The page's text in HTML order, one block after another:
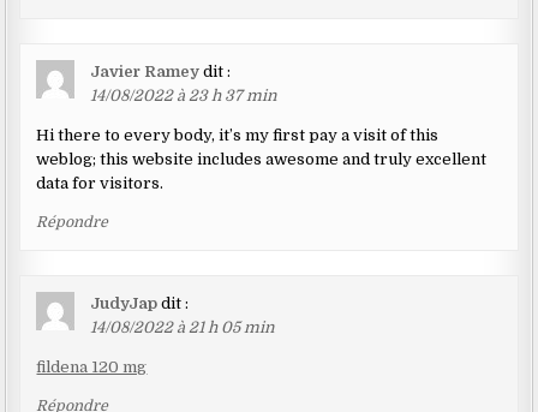
Javier Ramey dit :
14/08/2022 à 23 h 37 min
Hi there to every body, it’s my first pay a visit of this
weblog; this website includes awesome and truly excellent
data for visitors.
Répondre
JudyJap dit :
14/08/2022 à 21 h 05 min
fildena 120 mg
Répondre